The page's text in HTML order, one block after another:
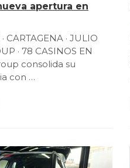
apertura en
CARTAGENA · JULIO
· 78 CASINOS EN
consolida su
con …